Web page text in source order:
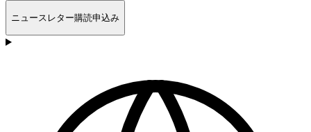
ニュースレター購読申込み